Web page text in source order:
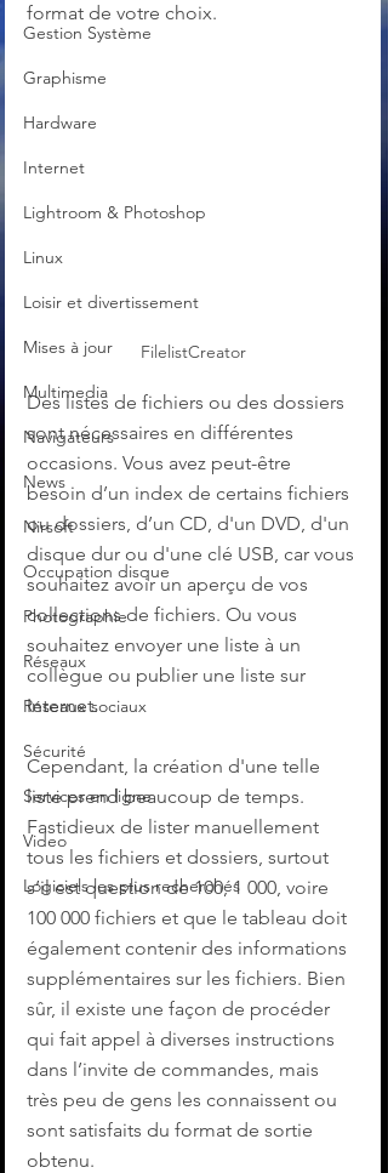
Gestion Système
Graphisme
Hardware
Internet
Lightroom & Photoshop
Linux
Loisir et divertissement
Mises à jour
Multimedia
Navigateurs
News
Nirsoft
Occupation disque
Photographie
Réseaux
Réseaux sociaux
Sécurité
Services en ligne
Video
Logiciels les plus recherchés
format de votre choix.
FilelistCreator
Des listes de fichiers ou des dossiers
sont nécessaires en différentes
occasions. Vous avez peut-être
besoin d’un index de certains fichiers
ou dossiers, d’un CD, d'un DVD, d'un
disque dur ou d'une clé USB, car vous
souhaitez avoir un aperçu de vos
collections de fichiers. Ou vous
souhaitez envoyer une liste à un
collègue ou publier une liste sur
Internet.
Cependant, la création d'une telle
liste prend beaucoup de temps.
Fastidieux de lister manuellement
tous les fichiers et dossiers, surtout
s’il est question de 100, 1 000, voire
100 000 fichiers et que le tableau doit
également contenir des informations
supplémentaires sur les fichiers. Bien
sûr, il existe une façon de procéder
qui fait appel à diverses instructions
dans l’invite de commandes, mais
très peu de gens les connaissent ou
sont satisfaits du format de sortie
obtenu.